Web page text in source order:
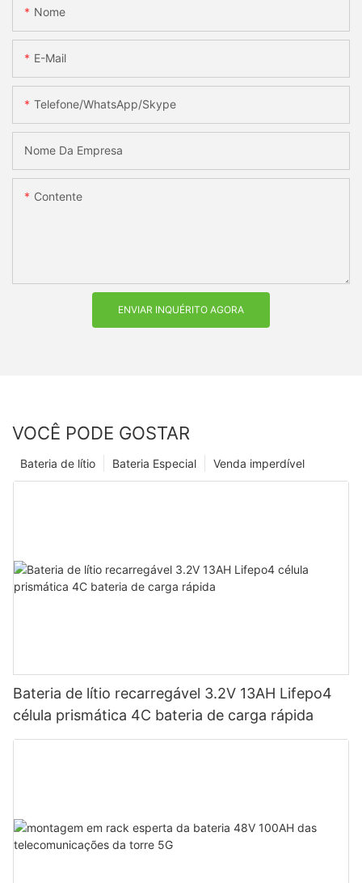
Nome
E-Mail
Telefone/WhatsApp/Skype
Nome Da Empresa
Contente
ENVIAR INQUÉRITO AGORA
VOCÊ PODE GOSTAR
Venda imperdível
Bateria Especial
Bateria de lítio
Bateria de lítio recarregável 3.2V 13AH Lifepo4
célula prismática 4C bateria de carga rápida